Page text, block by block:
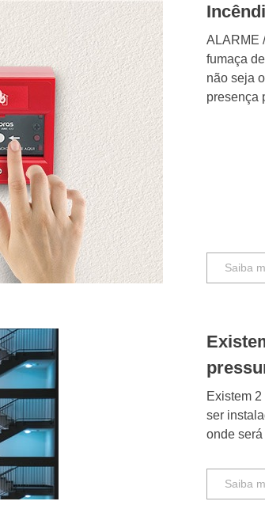
ALARME
fumaça
não seja
presença
Saiba
Existem
ser
onde
Saiba